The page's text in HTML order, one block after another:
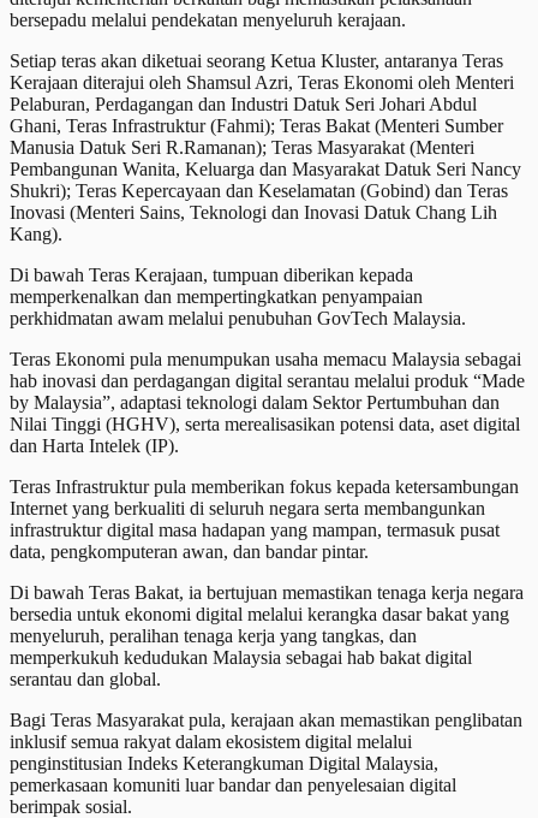
bersepadu melalui pendekatan menyeluruh kerajaan.
Setiap teras akan diketuai seorang Ketua Kluster, antaranya Teras
Kerajaan diterajui oleh Shamsul Azri, Teras Ekonomi oleh Menteri
Pelaburan, Perdagangan dan Industri Datuk Seri Johari Abdul
Ghani, Teras Infrastruktur (Fahmi); Teras Bakat (Menteri Sumber
Manusia Datuk Seri R.Ramanan); Teras Masyarakat (Menteri
Pembangunan Wanita, Keluarga dan Masyarakat Datuk Seri Nancy
Shukri); Teras Kepercayaan dan Keselamatan (Gobind) dan Teras
Inovasi (Menteri Sains, Teknologi dan Inovasi Datuk Chang Lih
Kang).
Di bawah Teras Kerajaan, tumpuan diberikan kepada
memperkenalkan dan mempertingkatkan penyampaian
perkhidmatan awam melalui penubuhan GovTech Malaysia.
Teras Ekonomi pula menumpukan usaha memacu Malaysia sebagai
hab inovasi dan perdagangan digital serantau melalui produk “Made
by Malaysia”, adaptasi teknologi dalam Sektor Pertumbuhan dan
Nilai Tinggi (HGHV), serta merealisasikan potensi data, aset digital
dan Harta Intelek (IP).
Teras Infrastruktur pula memberikan fokus kepada ketersambungan
Internet yang berkualiti di seluruh negara serta membangunkan
infrastruktur digital masa hadapan yang mampan, termasuk pusat
data, pengkomputeran awan, dan bandar pintar.
Di bawah Teras Bakat, ia bertujuan memastikan tenaga kerja negara
bersedia untuk ekonomi digital melalui kerangka dasar bakat yang
menyeluruh, peralihan tenaga kerja yang tangkas, dan
memperkukuh kedudukan Malaysia sebagai hab bakat digital
serantau dan global.
Bagi Teras Masyarakat pula, kerajaan akan memastikan penglibatan
inklusif semua rakyat dalam ekosistem digital melalui
penginstitusian Indeks Keterangkuman Digital Malaysia,
pemerkasaan komuniti luar bandar dan penyelesaian digital
berimpak sosial.